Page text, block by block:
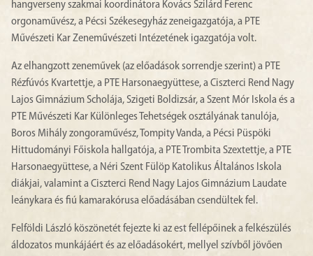
hangverseny szakmai koordinátora Kovács Szilárd Ferenc
orgonaművész, a Pécsi Székesegyház zeneigazgatója, a PTE
Művészeti Kar Zeneművészeti Intézetének igazgatója volt.
Az elhangzott zeneművek (az előadások sorrendje szerint) a PTE
Rézfúvós Kvartettje, a PTE Harsonaegyüttese, a Ciszterci Rend Nagy
Lajos Gimnázium Scholája, Szigeti Boldizsár, a Szent Mór Iskola és a
PTE Művészeti Kar Különleges Tehetségek osztályának tanulója,
Boros Mihály zongoraművész, Tompity Vanda, a Pécsi Püspöki
Hittudományi Főiskola hallgatója, a PTE Trombita Szextettje, a PTE
Harsonaegyüttese, a Néri Szent Fülöp Katolikus Általános Iskola
diákjai, valamint a Ciszterci Rend Nagy Lajos Gimnázium Laudate
leánykara és fiú kamarakórusa előadásában csendültek fel.
Felföldi László köszönetét fejezte ki az est fellépőinek a felkészülés
áldozatos munkájáért és az előadásokért, mellyel szívből jövően